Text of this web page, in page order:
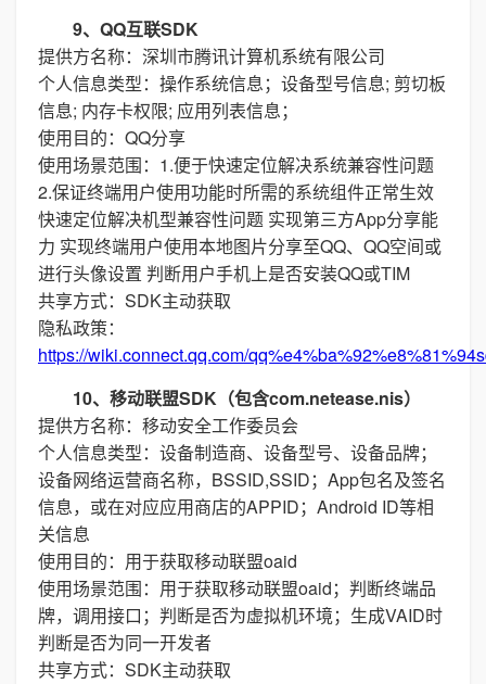
9、QQ互联SDK
提供方名称：深圳市腾讯计算机系统有限公司
个人信息类型：操作系统信息；设备型号信息; 剪切板
信息; 内存卡权限; 应用列表信息；
使用目的：QQ分享
使用场景范围：1.便于快速定位解决系统兼容性问题
2.保证终端用户使用功能时所需的系统组件正常生效
快速定位解决机型兼容性问题 实现第三方App分享能
力 实现终端用户使用本地图片分享至QQ、QQ空间或
进行头像设置 判断用户手机上是否安装QQ或TIM
共享方式：SDK主动获取
隐私政策：
https://wiki.connect.qq.com/
10、移动联盟SDK（包含com.netease.nis）
提供方名称：移动安全工作委员会
个人信息类型：设备制造商、设备型号、设备品牌；
设备网络运营商名称，BSSID,SSID；App包名及签名
信息，或在对应应用商店的APPID；Android ID等相
关信息
使用目的：用于获取移动联盟oaid
使用场景范围：用于获取移动联盟oaid；判断终端品
牌，调用接口；判断是否为虚拟机环境；生成VAID时
判断是否为同一开发者
共享方式：SDK主动获取